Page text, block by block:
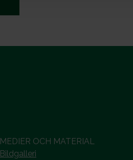
MEDIER OCH MATERIAL
Bildgalleri